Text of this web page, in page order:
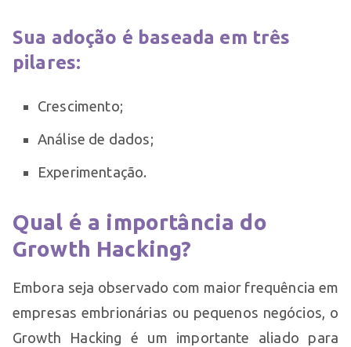
Sua adoção é baseada em três
pilares:
Crescimento;
Análise de dados;
Experimentação.
Qual é a importância do
Growth Hacking?
Embora seja observado com maior frequência em
empresas embrionárias ou pequenos negócios, o
Growth Hacking é um importante aliado para